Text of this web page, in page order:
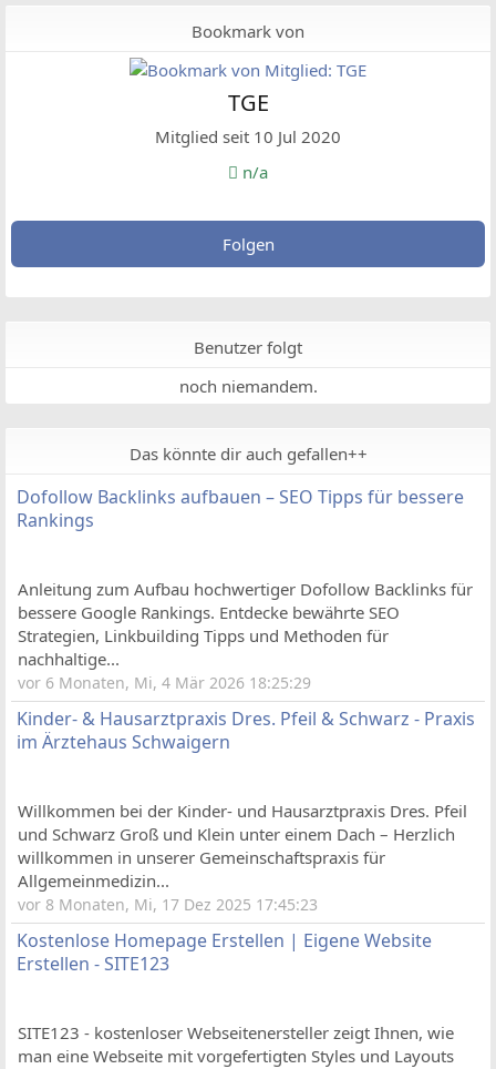
Bookmark von
TGE
Mitglied seit 10 Jul 2020
n/a
Folgen
Benutzer folgt
noch niemandem.
Das könnte dir auch gefallen++
Dofollow Backlinks aufbauen – SEO Tipps für bessere
Rankings
Anleitung zum Aufbau hochwertiger Dofollow Backlinks für
bessere Google Rankings. Entdecke bewährte SEO
Strategien, Linkbuilding Tipps und Methoden für
nachhaltige...
vor 6 Monaten, Mi, 4 Mär 2026 18:25:29
Kinder- & Hausarztpraxis Dres. Pfeil & Schwarz - Praxis
im Ärztehaus Schwaigern
Willkommen bei der Kinder- und Hausarztpraxis Dres. Pfeil
und Schwarz Groß und Klein unter einem Dach – Herzlich
willkommen in unserer Gemeinschaftspraxis für
Allgemeinmedizin...
vor 8 Monaten, Mi, 17 Dez 2025 17:45:23
Kostenlose Homepage Erstellen | Eigene Website
Erstellen - SITE123
SITE123 - kostenloser Webseitenersteller zeigt Ihnen, wie
man eine Webseite mit vorgefertigten Styles und Layouts